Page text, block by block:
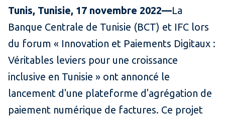
Tunis, Tunisie, 17 novembre 2022—La
Banque Centrale de Tunisie (BCT) et IFC lors
du forum « Innovation et Paiements Digitaux :
Véritables leviers pour une croissance
inclusive en Tunisie » ont annoncé le
lancement d'une plateforme d'agrégation de
paiement numérique de factures. Ce projet